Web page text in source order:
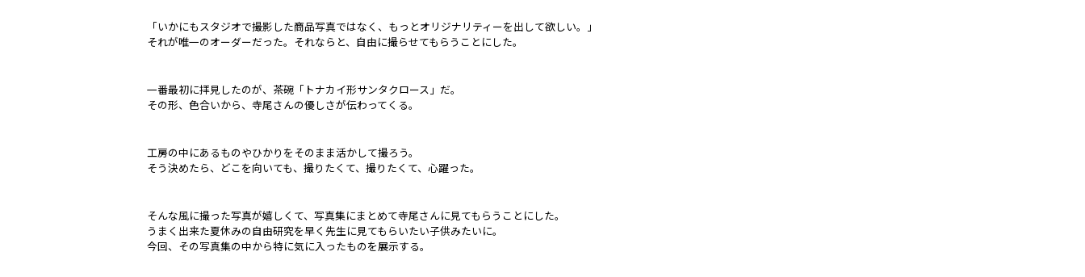
「いかにもスタジオで撮影した商品写真ではなく、もっとオリジナリティーを出して欲しい。」
それが唯一のオーダーだった。それならと、自由に撮らせてもらうことにした。
一番最初に拝見したのが、茶碗「トナカイ形サンタクロース」だ。
その形、色合いから、寺尾さんの優しさが伝わってくる。
工房の中にあるものやひかりをそのまま活かして撮ろう。
そう決めたら、どこを向いても、撮りたくて、撮りたくて、心躍った。
そんな風に撮った写真が嬉しくて、写真集にまとめて寺尾さんに見てもらうことにした。
うまく出来た夏休みの自由研究を早く先生に見てもらいたい子供みたいに。
今回、その写真集の中から特に気に入ったものを展示する。